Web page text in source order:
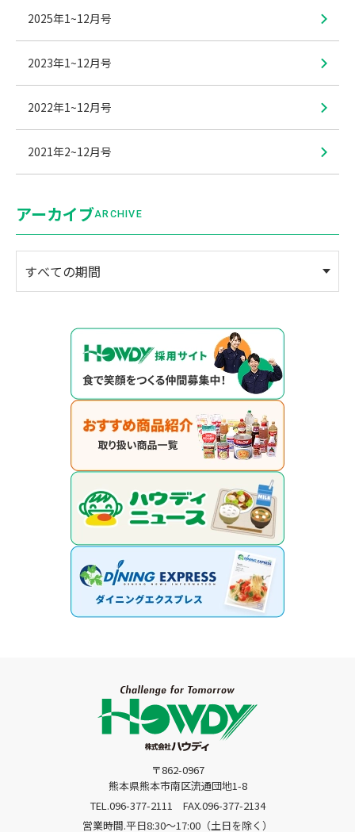
2025年1~12月号
2023年1~12月号
2022年1~12月号
2021年2~12月号
アーカイブARCHIVE
〒862-0967
熊本県熊本市南区流通団地1-8
TEL.096-377-2111
FAX.096-377-2134
営業時間.平日8:30〜17:00（土日を除く）